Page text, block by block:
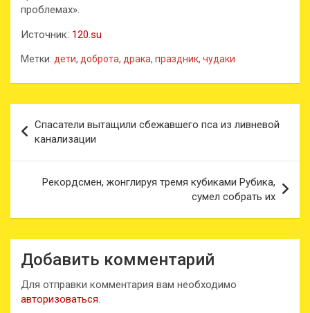
проблемах».
Источник: 120.su
Метки: дети, доброта, драка, праздник, чудаки
по
записям
Спасатели вытащили сбежавшего пса из ливневой
канализации
Рекордсмен, жонглируя тремя кубиками Рубика,
сумел собрать их
Добавить комментарий
Для отправки комментария вам необходимо
авторизоваться.